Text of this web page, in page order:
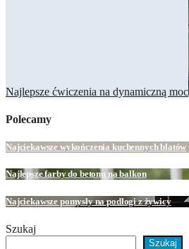
Najlepsze ćwiczenia na dynamiczną moc
Polecamy
Najciekawsze wykończenia kuchennych blatów
Najlepsze farby do betonu na balkon
Najciekawsze pomysły na podłogi z żywicy
Szukaj
Szukaj